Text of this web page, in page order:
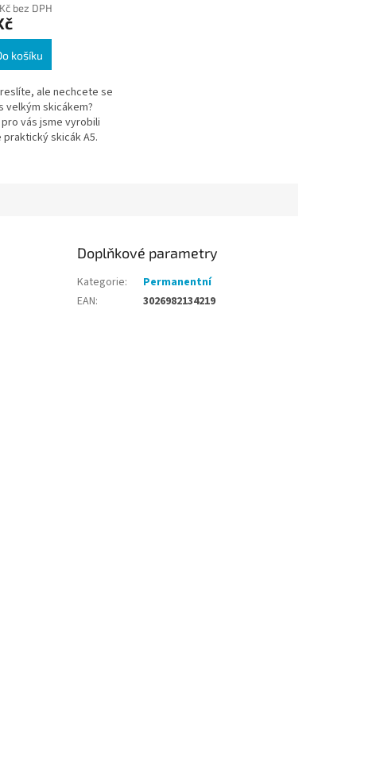
bez DPH
košíku
ale nechcete se
velkým skicákem?
vás jsme vyrobili
praktický skicák A5.
Doplňkové parametry
Kategorie:
Permanentní
EAN: 3026982134219